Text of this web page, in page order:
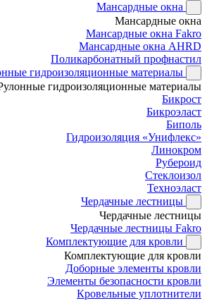
Мансардные окна
Мансардные окна
Мансардные окна Fakro
Мансардные окна AHRD
Поликарбонатный профнастил
гидроизоляционные материалы
гидроизоляционные материалы
Бикрост
Бикроэласт
Биполь
Гидроизоляция «Унифлекс»
Линокром
Рубероид
Стеклоизол
Техноэласт
Чердачные лестницы
Чердачные лестницы
Чердачные лестницы Fakro
Комплектующие для кровли
Комплектующие для кровли
Доборные элементы кровли
Элементы безопасности кровли
Кровельные уплотнители